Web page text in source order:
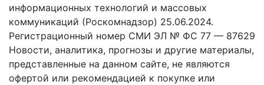
информационных технологий и массовых
коммуникаций (Роскомнадзор) 25.06.2024.
Регистрационный номер СМИ ЭЛ № ФС 77 — 87629
Новости, аналитика, прогнозы и другие материалы,
представленные на данном сайте, не являются
офертой или рекомендацией к покупке или